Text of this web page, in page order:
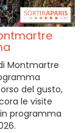
Montmartre
del gusto,
le visite
programma